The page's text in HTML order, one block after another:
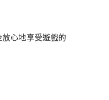
心地享受遊戲的